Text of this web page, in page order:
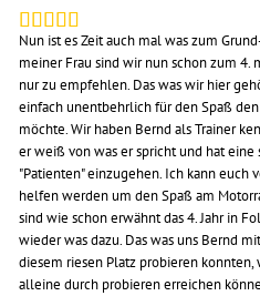
Nun ist es Zeit auch mal was zum
meiner Frau sind wir nun schon zum 4.
nur zu empfehlen. Das was wir hier
einfach unentbehrlich für den Spaß
möchte. Wir haben Bernd als Trainer
er weiß von was er spricht und hat
"Patienten" einzugehen. Ich kann euch
helfen werden um den Spaß am
sind wie schon erwähnt das 4. Jahr in
wieder was dazu. Das was uns Bernd
diesem riesen Platz probieren
alleine durch probieren erreichen